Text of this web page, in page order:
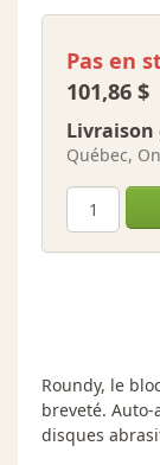
Pas en
101,86 $
Québec,
Roundy, le
breveté.
disques